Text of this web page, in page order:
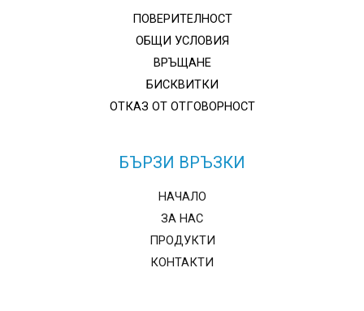
ПОВЕРИТЕЛНОСТ
ОБЩИ УСЛОВИЯ
ВРЪЩАНЕ
БИСКВИТКИ
ОТКАЗ ОТ ОТГОВОРНОСТ
БЪРЗИ ВРЪЗКИ
НАЧАЛО
ЗА НАС
ПРОДУКТИ
КОНТАКТИ